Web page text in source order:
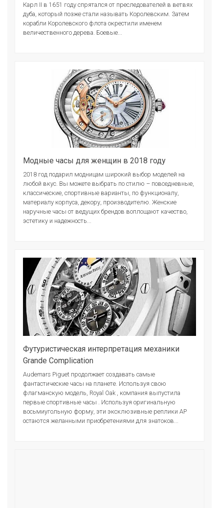
Карл II в 1651 году спрятался от преследователей в ветвях
дуба, который позже стали называть Королевским. Затем
корабли Королевского флота окрестили именем
величественного дерева. Боевые...
Модные часы для женщин в 2018 году
2018 год подарил модницам широкий выбор моделей на
любой вкус. Вы можете выбрать по стилю – повседневные,
классические, спортивные варианты, по функционалу,
материалу корпуса, декору, производителю. Женские
наручные часы от ведущих брендов воплощают качество,
эстетику и надежность...
Футуристическая интерпретация механики
Grande Complication
Audemars Piguet продолжает создавать самые
фантастические часы на планете. Используя свою
флагманскую модель, Royal Oak , компания выпустила
первые спортивные часы . Используя оригинальную
восьмиугольную форму, эти эксклюзивные реплики AP
остаются желанными приобретениями для знатоков...